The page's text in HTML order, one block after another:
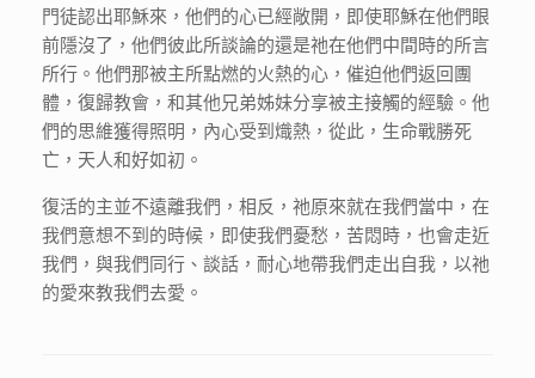
門徒認出耶穌來，他們的心已經敞開，即使耶穌在他們眼
前隱沒了，他們彼此所談論的還是祂在他們中間時的所言
所行。他們那被主所點燃的火熱的心，催迫他們返回團
體，復歸教會，和其他兄弟姊妹分享被主接觸的經驗。他
們的思維獲得照明，內心受到熾熱，從此，生命戰勝死
亡，天人和好如初。
復活的主並不遠離我們，相反，祂原來就在我們當中，在
我們意想不到的時候，即使我們憂愁，苦悶時，也會走近
我們，與我們同行、談話，耐心地帶我們走出自我，以祂
的愛來教我們去愛。